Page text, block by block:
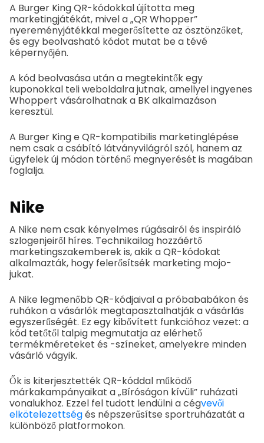
A Burger King QR-kódokkal újította meg
marketingjátékát, mivel a „QR Whopper”
nyereményjátékkal megerősítette az ösztönzőket,
és egy beolvasható kódot mutat be a tévé
képernyőjén.
A kód beolvasása után a megtekintők egy
kuponokkal teli weboldalra jutnak, amellyel ingyenes
Whoppert vásárolhatnak a BK alkalmazáson
keresztül.
A Burger King e QR-kompatibilis marketinglépése
nem csak a csábító látványvilágról szól, hanem az
ügyfelek új módon történő megnyerését is magában
foglalja.
Nike
A Nike nem csak kényelmes rúgásairól és inspiráló
szlogenjeiről híres. Technikailag hozzáértő
marketingszakemberek is, akik a QR-kódokat
alkalmazták, hogy felerősítsék marketing mojo-
jukat.
A Nike legmenőbb QR-kódjaival a próbababákon és
ruhákon a vásárlók megtapasztalhatják a vásárlás
egyszerűségét. Ez egy kibővített funkcióhoz vezet: a
kód tetőtől talpig megmutatja az elérhető
termékméreteket és -színeket, amelyekre minden
vásárló vágyik.
Ők is kiterjesztették QR-kóddal működő
márkakampányaikat a „Bíróságon kívüli” ruházati
vonalukhoz. Ezzel fel tudott lendülni a cégvevői
elkötelezettségés népszerűsítse sportruházatát a
különböző platformokon.